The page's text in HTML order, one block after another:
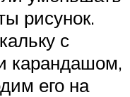
рисунок.
с
карандашом,
его на